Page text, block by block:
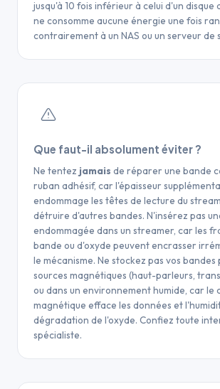
et 60 %). Une bande
reste lisible plusieurs décennies
création, ce qui laisse le temps
une restauration professionnelle.
Ces détails accélèrent
format et augmentent les
récupération complète des
d'un chiffrement ou d'un format
standard.
les secteurs contenant les tables
illisibles. Dans ce cas, l'image brute
pour un traitement ultérieur.
CONSEIL
Avant toute restauration,
de la bande (LTO-4, LTO-6,
le logiciel de sauvegarde utilisé
(Veritas, Arcserve, Bacula, etc.).
informations permettent
significativement le taux de
des fichiers exacts et de réduire
d'intervention.
identifié et les options de
disponibles
Selon les données du secteur, plus de
format et des métadonnées
CONSEIL
Avant d'envoyer votre bande,
élément dont vous vous
approximative de création,
informatique utilisé à l'époque,
ayant généré les données.
information partielle peut
significativement le délai
augmenter les chances de
complète.
jusqu'à 10 fois inférieur à celui d'un disque
ne consomme aucune énergie une fois
contrairement à un NAS ou un serveur de
Que faut-il absolument éviter ?
Ne tentez jamais de réparer une bande
ruban adhésif, car l'épaisseur
endommage les têtes de lecture du
détruire d'autres bandes. N'insérez pas
endommagée dans un streamer, car les
bande ou d'oxyde peuvent encrasser
le mécanisme. Ne stockez pas vos bandes
sources magnétiques (haut-parleurs,
ou dans un environnement humide, car le
magnétique efface les données et
dégradation de l'oxyde. Confiez toute
spécialiste.